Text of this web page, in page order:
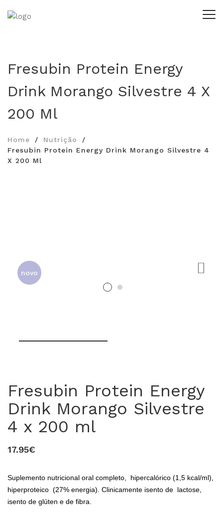
Fresubin Protein Energy
Drink Morango Silvestre 4 X
200 Ml
Home
Nutrição
Fresubin Protein Energy Drink Morango Silvestre 4
X 200 Ml
novo
Fresubin Protein Energy
Drink Morango Silvestre
4 x 200 ml
17.95€
Suplemento nutricional oral completo, hipercalórico (1,5 kcal/ml),
hiperproteico (27% energia). Clinicamente isento de lactose,
isento de glúten e de fibra.